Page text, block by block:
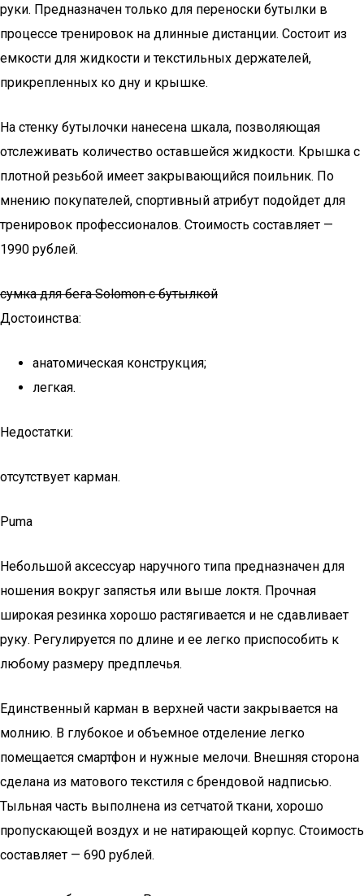
руки. Предназначен только для переноски бутылки в
процессе тренировок на длинные дистанции. Состоит из
емкости для жидкости и текстильных держателей,
прикрепленных ко дну и крышке.
На стенку бутылочки нанесена шкала, позволяющая
отслеживать количество оставшейся жидкости. Крышка с
плотной резьбой имеет закрывающийся поильник. По
мнению покупателей, спортивный атрибут подойдет для
тренировок профессионалов. Стоимость составляет —
1990 рублей.
сумка для бега Solomon с бутылкой
Достоинства:
анатомическая конструкция;
легкая.
Недостатки:
отсутствует карман.
Puma
Небольшой аксессуар наручного типа предназначен для
ношения вокруг запястья или выше локтя. Прочная
широкая резинка хорошо растягивается и не сдавливает
руку. Регулируется по длине и ее легко приспособить к
любому размеру предплечья.
Единственный карман в верхней части закрывается на
молнию. В глубокое и объемное отделение легко
помещается смартфон и нужные мелочи. Внешняя сторона
сделана из матового текстиля с брендовой надписью.
Тыльная часть выполнена из сетчатой ткани, хорошо
пропускающей воздух и не натирающей корпус. Стоимость
составляет — 690 рублей.